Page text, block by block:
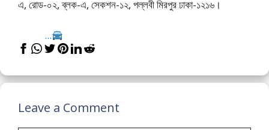
এ, রোড-০২, ব্লক-এ, সেকশন-১২, পল্লবী মিরপুর ঢাকা-১২১৬।
...
Leave a Comment